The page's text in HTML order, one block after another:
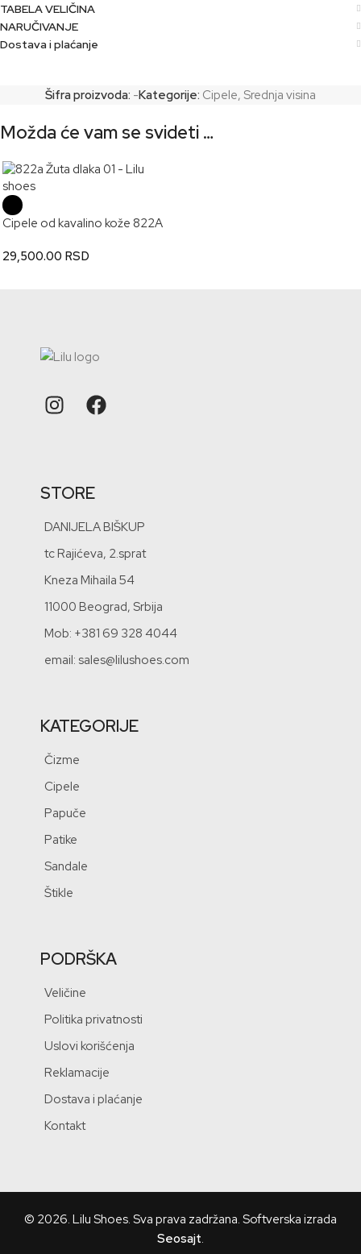
TABELA VELIČINA
NARUČIVANJE
Dostava i plaćanje
Šifra proizvoda: -Kategorije: Cipele, Srednja visina
Možda će vam se svideti …
Cipele od kavalino kože 822A
29,500.00 RSD
STORE
DANIJELA BIŠKUP
tc Rajićeva, 2.sprat
Kneza Mihaila 54
11000 Beograd, Srbija
Mob: +381 69 328 4044
email: sales@lilushoes.com
KATEGORIJE
Čizme
Cipele
Papuče
Patike
Sandale
Štikle
PODRŠKA
Veličine
Politika privatnosti
Uslovi korišćenja
Reklamacije
Dostava i plaćanje
Kontakt
© 2026. Lilu Shoes. Sva prava zadržana. Softverska izrada
Seosajt.